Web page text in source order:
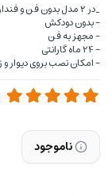
_در ۲ مدل بدون فن و فندار
- بدون دودکش
- مجهز به فن
- 24 ماه گارانتی
- امکان نصب بروی دیوار
ناموجود